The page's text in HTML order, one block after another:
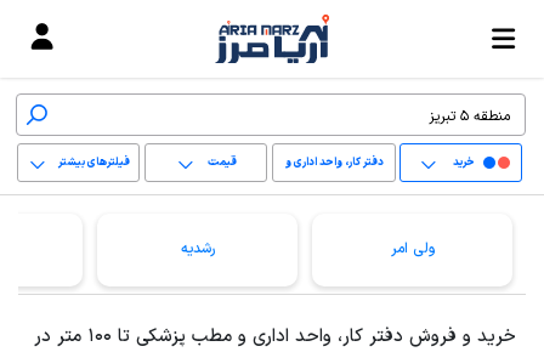
خرید دفتر کار، واحد اداری و
مطب پزشکی
قیمت فیلترهای بیشتر
پاک کردن محدوده
ولی امر رشدیه
خرید و فروش دفتر کار، واحد اداری و مطب پزشکی تا 100 متر در